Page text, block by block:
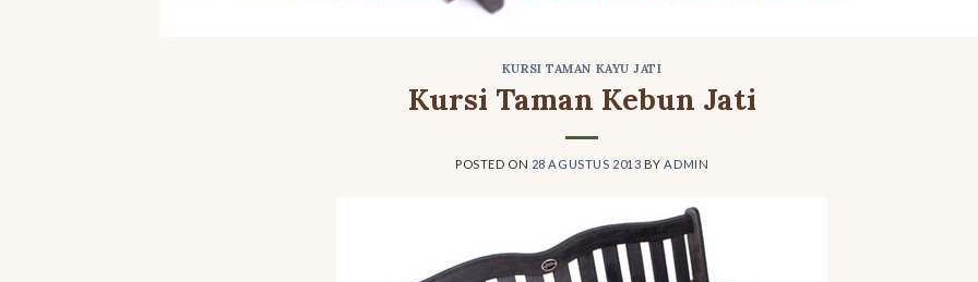
KURSI TAMAN KAYU JATI
Kursi Taman Kebun Jati
POSTED ON 28 AGUSTUS 2013 BYADMIN